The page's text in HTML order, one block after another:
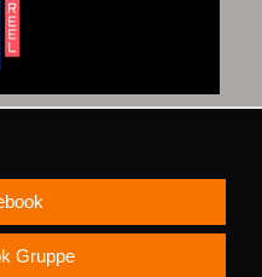
Gruppe